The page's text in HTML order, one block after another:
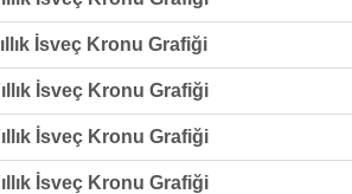
İsveç Kronu Grafiği
İsveç Kronu Grafiği
İsveç Kronu Grafiği
İsveç Kronu Grafiği